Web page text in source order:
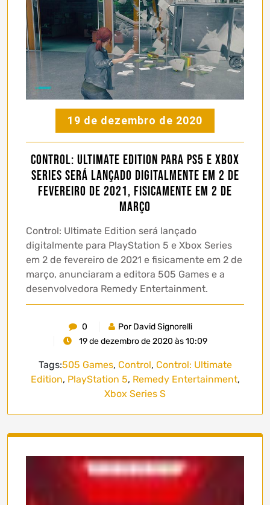
19 de dezembro de 2020
Control: Ultimate Edition para PS5 e Xbox
Series será lançado digitalmente em 2 de
fevereiro de 2021, fisicamente em 2 de
março
Control: Ultimate Edition será lançado
digitalmente para PlayStation 5 e Xbox Series
em 2 de fevereiro de 2021 e fisicamente em 2 de
março, anunciaram a editora 505 Games e a
desenvolvedora Remedy Entertainment.
0
Por David Signorelli
19 de dezembro de 2020 às 10:09
Tags:505 Games, Control, Control: Ultimate
Edition, PlayStation 5, Remedy Entertainment,
Xbox Series S